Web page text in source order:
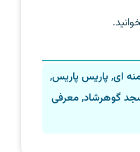
ای, پاریس پاریس,
گوهرشاد,معرفی